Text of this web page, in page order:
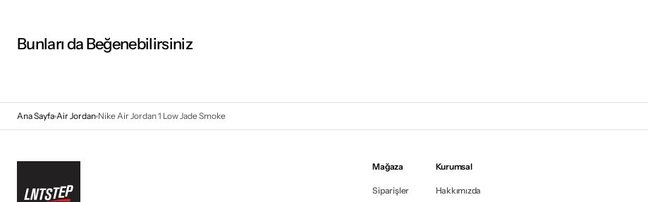
Bunları da Beğenebilirsiniz
Ana Sayfa Air Jordan Nike Air Jordan 1 Low Jade Smoke
Mağaza
Siparişler
Kurumsal
Hakkımızda